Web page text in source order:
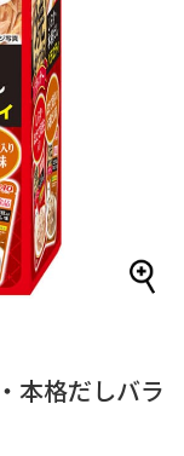
本格だしバラ